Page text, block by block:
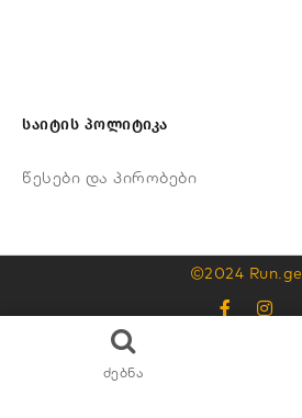
საიტის პოლიტიკა
წესები და პირობები
©2024 Run.ge
ძებნა